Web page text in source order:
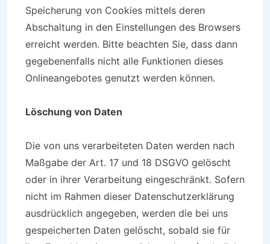
Speicherung von Cookies mittels deren
Abschaltung in den Einstellungen des Browsers
erreicht werden. Bitte beachten Sie, dass dann
gegebenenfalls nicht alle Funktionen dieses
Onlineangebotes genutzt werden können.
Löschung von Daten
Die von uns verarbeiteten Daten werden nach
Maßgabe der Art. 17 und 18 DSGVO gelöscht
oder in ihrer Verarbeitung eingeschränkt. Sofern
nicht im Rahmen dieser Datenschutzerklärung
ausdrücklich angegeben, werden die bei uns
gespeicherten Daten gelöscht, sobald sie für